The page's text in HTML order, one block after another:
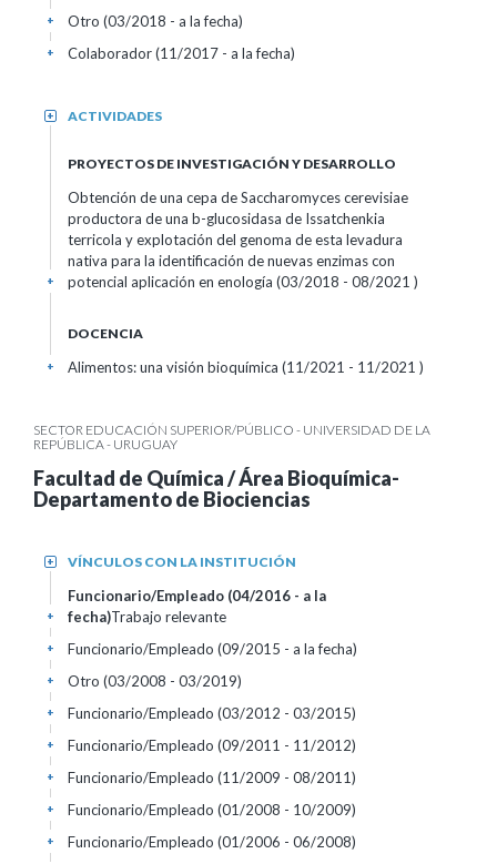
Otro (03/2018 - a la fecha)
+
Colaborador (11/2017 - a la fecha)
+
ACTIVIDADES
+
PROYECTOS DE INVESTIGACIÓN Y DESARROLLO
Obtención de una cepa de Saccharomyces cerevisiae
productora de una b-glucosidasa de Issatchenkia
terricola y explotación del genoma de esta levadura
nativa para la identificación de nuevas enzimas con
potencial aplicación en enología (03/2018 - 08/2021 )
+
DOCENCIA
Alimentos: una visión bioquímica (11/2021 - 11/2021 )
+
SECTOR EDUCACIÓN SUPERIOR/PÚBLICO - UNIVERSIDAD DE LA
REPÚBLICA - URUGUAY
Facultad de Química / Área Bioquímica-
Departamento de Biociencias
VÍNCULOS CON LA INSTITUCIÓN
+
Funcionario/Empleado (04/2016 - a la
fecha)Trabajo relevante
+
Funcionario/Empleado (09/2015 - a la fecha)
+
Otro (03/2008 - 03/2019)
+
Funcionario/Empleado (03/2012 - 03/2015)
+
Funcionario/Empleado (09/2011 - 11/2012)
+
Funcionario/Empleado (11/2009 - 08/2011)
+
Funcionario/Empleado (01/2008 - 10/2009)
+
Funcionario/Empleado (01/2006 - 06/2008)
+